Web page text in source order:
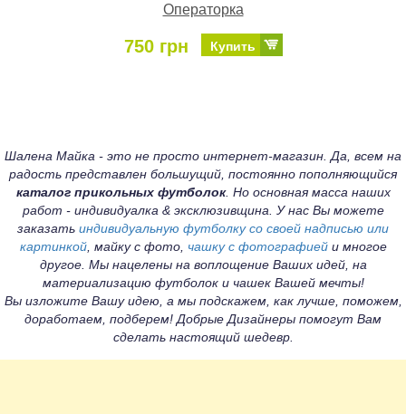
Операторка
750 грн Купить
Шалена Майка - это не просто интернет-магазин. Да, всем на
радость представлен большущий, постоянно пополняющийся
каталог прикольных футболок. Но основная масса наших
работ - индивидуалка & эксклюзивщина. У нас Вы можете
заказать индивидуальную футболку со своей надписью или
картинкой, майку с фото, чашку с фотографиейи многое
другое. Мы нацелены на воплощение Ваших идей, на
материализацию футболок и чашек Вашей мечты!
Вы изложите Вашу идею, а мы подскажем, как лучше, поможем,
доработаем, подберем! Добрые Дизайнеры помогут Вам
сделать настоящий шедевр.